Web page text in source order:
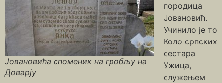
Јовановића споменик на гробљу на
Доварју
породица
Јовановић.
Учинило је то
Коло српских
сестара
Ужица,
служењем